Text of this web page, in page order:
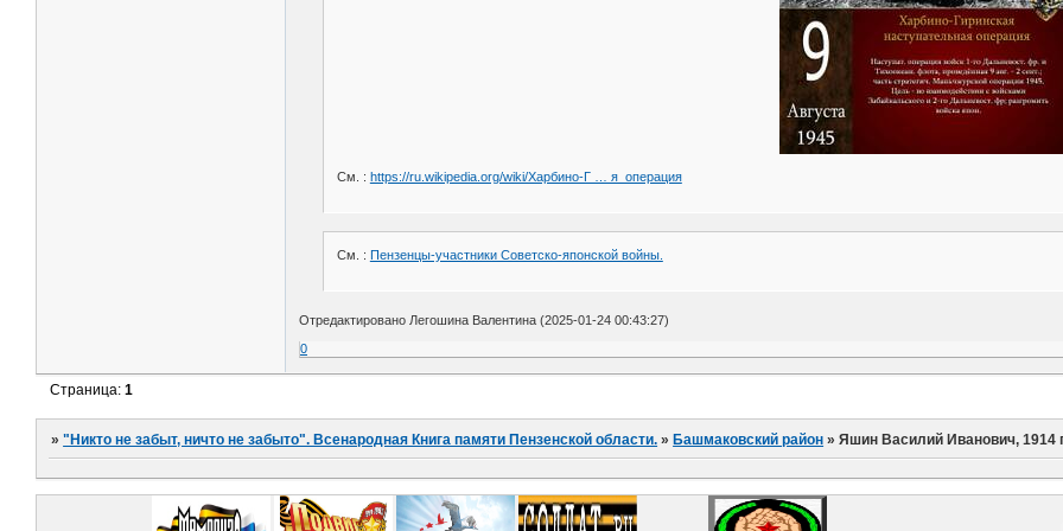
См. : https://ru.wikipedia.org/wiki/Харбино-Г … я_операция
См. : Пензенцы-участники Советско-японской войны.
Отредактировано Легошина Валентина (2025-01-24 00:43:27)
0
Страница:1
»"Никто не забыт, ничто не забыто". Всенародная Книга памяти Пензенской области. » Башмаковский район »Яшин Василий Иванович, 1914